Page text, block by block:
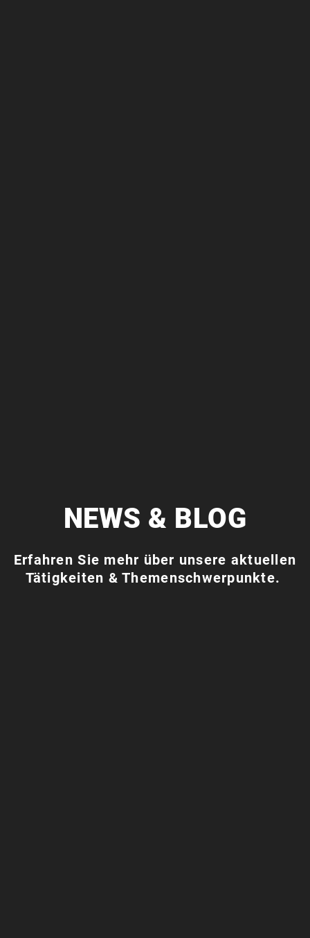
NEWS & BLOG
Erfahren Sie mehr über unsere aktuellen
Tätigkeiten & Themenschwerpunkte.